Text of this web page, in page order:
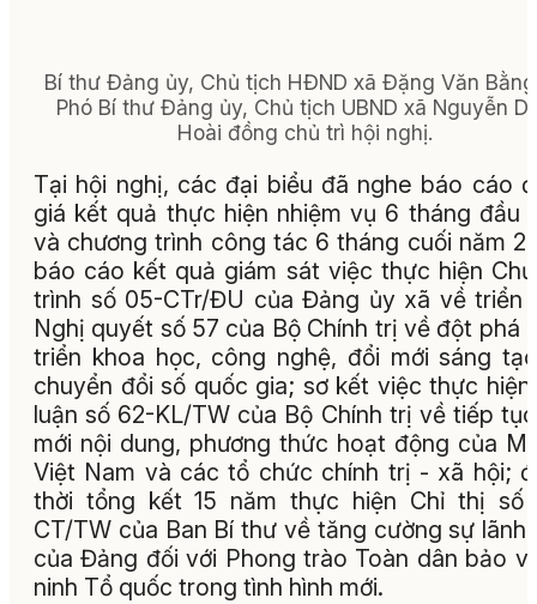
Bí thư Đảng ủy, Chủ tịch HĐND xã Đặng Văn
Phó Bí thư Đảng ủy, Chủ tịch UBND xã Nguyễn
Hoài đồng chủ trì hội nghị.
Tại hội nghị, các đại biểu đã nghe báo cáo
giá kết quả thực hiện nhiệm vụ 6 tháng đầu
và chương trình công tác 6 tháng cuối năm
báo cáo kết quả giám sát việc thực hiện
trình số 05-CTr/ĐU của Đảng ủy xã về triển
Nghị quyết số 57 của Bộ Chính trị về đột phá
triển khoa học, công nghệ, đổi mới sáng
chuyển đổi số quốc gia; sơ kết việc thực hiện
luận số 62-KL/TW của Bộ Chính trị về tiếp
mới nội dung, phương thức hoạt động của
Việt Nam và các tổ chức chính trị - xã hội;
thời tổng kết 15 năm thực hiện Chỉ thị số
CT/TW của Ban Bí thư về tăng cường sự lãnh
của Đảng đối với Phong trào Toàn dân bảo
ninh Tổ quốc trong tình hình mới.